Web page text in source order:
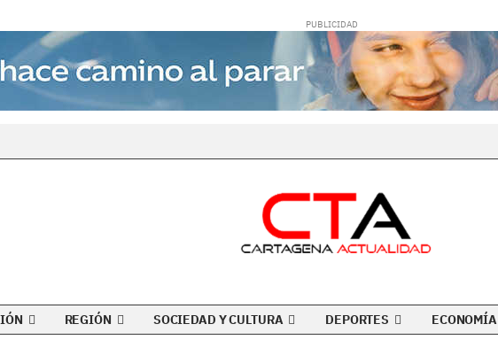
REGIÓN SOCIEDAD Y CULTURA DEPORTES ECONOMÍA